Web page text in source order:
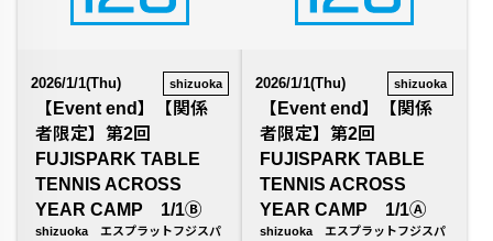
2026/1/1(Thu) shizuoka
【Event end】【関係
者限定】第2回
FUJISPARK TABLE
TENNIS ACROSS
YEAR CAMP 1/1Ⓑ
shizuoka エスプラットフジスパ
2026/1/1(Thu) shizuoka
【Event end】【関係
者限定】第2回
FUJISPARK TABLE
TENNIS ACROSS
YEAR CAMP 1/1Ⓐ
shizuoka エスプラットフジスパ